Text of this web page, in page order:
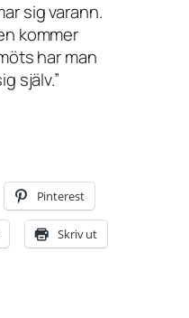
sig varann.
kommer
har man
själv.”
Pinterest
Skriv ut